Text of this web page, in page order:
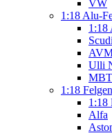
VW
1:18 Alu-
1:18
Ulli
1:18
1:18
Alfa